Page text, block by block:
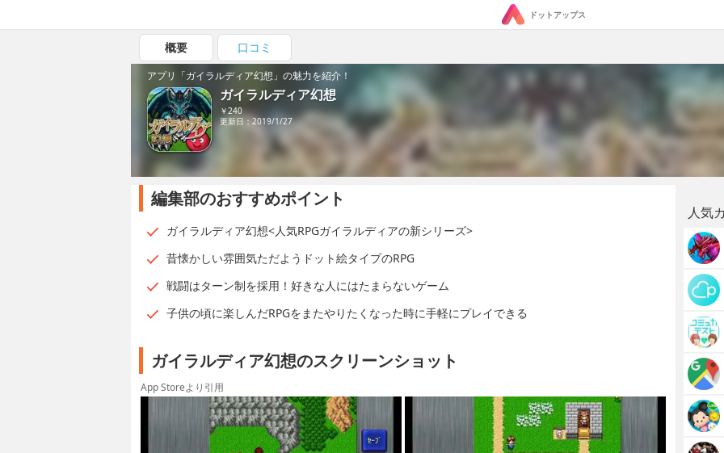
ドットアップス
概要 口コミ
アプリ「ガイラルディア幻想」の魅力を紹介！
ガイラルディア幻想
￥240
更新日：2019/1/27
編集部のおすすめポイント
ガイラルディア幻想<人気RPGガイラルディアの新シリーズ>
昔懐かしい雰囲気ただようドット絵タイプのRPG
戦闘はターン制を採用！好きな人にはたまらないゲーム
子供の頃に楽しんだRPGをまたやりたくなった時に手軽にプレイできる
ガイラルディア幻想のスクリーンショット
App Storeより引用
人気